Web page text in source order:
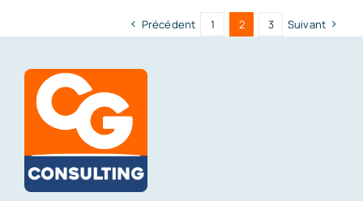
Précédent 1 2 3 Suivant